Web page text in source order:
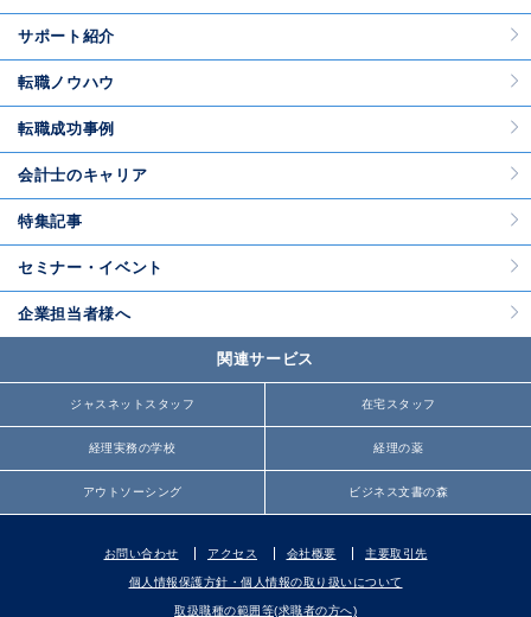
サポート紹介
転職ノウハウ
転職成功事例
会計士のキャリア
特集記事
セミナー・イベント
企業担当者様へ
関連サービス
ジャスネットスタッフ 在宅スタッフ
経理実務の学校 経理の薬
アウトソーシング ビジネス文書の森
お問い合わせ アクセス 会社概要 主要取引先
個人情報保護方針・個人情報の取り扱いについて
取扱職種の範囲等(求職者の方へ)